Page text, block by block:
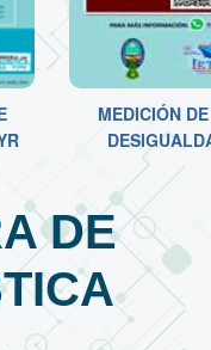
MEDICIÓN
DE